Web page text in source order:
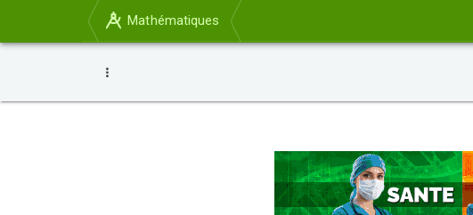
Mathématiques